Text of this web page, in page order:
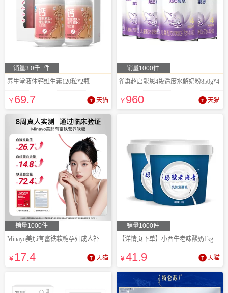
销量3.0千+件
养生堂液体钙维生素120粒*2瓶
¥69.7 天猫
销量1000件
雀巢超启能恩4段适度水解奶粉850g*4
¥960 天猫
销量1000件
Minayo美那有富铁软糖孕妇成人补铁荔枝味
¥17.4 天猫
销量1000件
【详情页下单】小西牛老味酸奶1kg*2桶
¥41.9 天猫